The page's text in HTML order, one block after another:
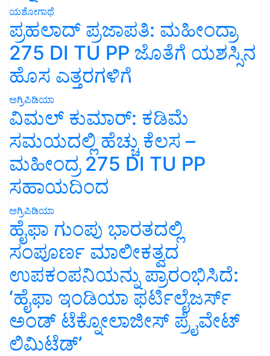
ಯಶೋಗಾಥೆ
ಪ್ರಹಲಾದ್ ಪ್ರಜಾಪತಿ: ಮಹೀಂದ್ರಾ
275 DI TU PP ಜೊತೆಗೆ ಯಶಸ್ಸಿನ
ಹೊಸ ಎತ್ತರಗಳಿಗೆ
ಅಗ್ರಿಪಿಡಿಯಾ
ವಿಮಲ್ ಕುಮಾರ್: ಕಡಿಮೆ
ಸಮಯದಲ್ಲಿ ಹೆಚ್ಚು ಕೆಲಸ –
ಮಹೀಂದ್ರ 275 DI TU PP
ಸಹಾಯದಿಂದ
ಅಗ್ರಿಪಿಡಿಯಾ
ಹೈಫಾ ಗುಂಪು ಭಾರತದಲ್ಲಿ
ಸಂಪೂರ್ಣ ಮಾಲೀಕತ್ವದ
ಉಪಕಂಪನಿಯನ್ನು ಪ್ರಾರಂಭಿಸಿದೆ:
‘ಹೈಫಾ ಇಂಡಿಯಾ ಫರ್ಟಿಲೈಜರ್ಸ್
ಅಂಡ್ ಟೆಕ್ನೋಲಾಜೀಸ್ ಪ್ರೈವೇಟ್
ಲಿಮಿಟೆಡ್’